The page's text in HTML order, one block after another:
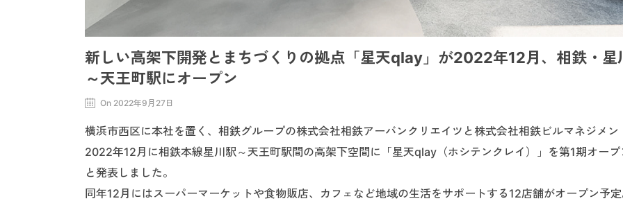
新しい高架下開発とまちづくりの拠点「星天qlay」が2022年12月、相鉄・星
～天王町駅にオープン
On 2022年9月27日
横浜市西区に本社を置く、相鉄グループの株式会社相鉄アーバンクリエイツと株式会社相鉄ビルマネジメン
2022年12月に相鉄本線星川駅～天王町駅間の高架下空間に「星天qlay（ホシテンクレイ）」を第1期オープ
と発表しました。
同年12月にはスーパーマーケットや食物販店、カフェなど地域の生活をサポートする12店舗がオープン予